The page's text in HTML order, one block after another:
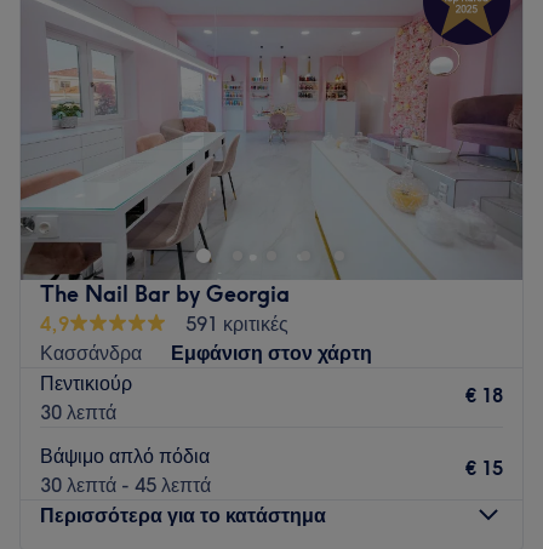
Πέμπτη
11:00–14:00
Παρασκευή
Κλειστό
Σάββατο
11:00–14:30
Κυριακή
Κλειστό
Υπέροχο περιβάλλον σε αποχρώσεις του απαλού ροζ, σε
βοηθάει να χαλαρώσεις και να απολαύσεις τις ατέλειωτες
παροχές μας.
Go to venue
The Nail Bar by Georgia
4,9
591 κριτικές
Κασσάνδρα
Εμφάνιση στον χάρτη
Πεντικιούρ
30 λεπτά
€ 18
Βάψιμο απλό πόδια
30 λεπτά - 45 λεπτά
€ 15
Περισσότερα για το κατάστημα